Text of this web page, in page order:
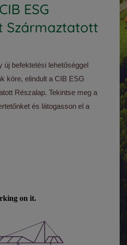
ESG
Származtatott
új befektetési lehetőséggel
köre, elindult a CIB ESG
Részalap. Tekintse meg a
és látogasson el a